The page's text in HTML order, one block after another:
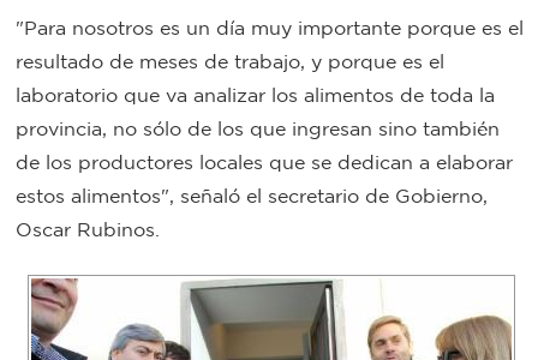
Zoonosis
Bromatología
Rentas
bondi
Correo
Personal
municipal
"Para nosotros es un día muy importante porque es el
resultado de meses de trabajo, y porque es el
laboratorio que va analizar los alimentos de toda la
provincia, no sólo de los que ingresan sino también
de los productores locales que se dedican a elaborar
estos alimentos", señaló el secretario de Gobierno,
Oscar Rubinos.